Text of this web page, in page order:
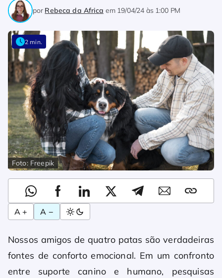
por Rebeca da Africa em 19/04/24 às 1:00 PM
Foto: Freepik
2 min.
A + A −
Nossos amigos de quatro patas são verdadeiras
fontes de conforto emocional. Em um confronto
entre suporte canino e humano, pesquisas